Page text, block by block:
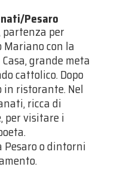
Pesaro
partenza per
con la
grande meta
cattolico. Dopo
ristorante. Nel
ricca di
per visitare i
o dintorni